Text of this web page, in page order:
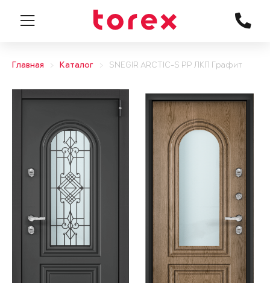
Главная Каталог SNEGIR ARCTIC-S PP ЛКП Графит